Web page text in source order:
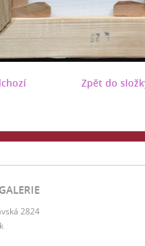
Zpět do
2824